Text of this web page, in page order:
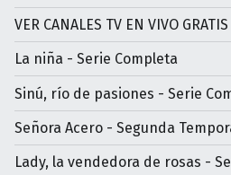
VER CANALES TV EN VIVO GRATIS
La niña - Serie Completa
Sinú, río de pasiones - Serie
Señora Acero - Segunda
Lady, la vendedora de rosas -